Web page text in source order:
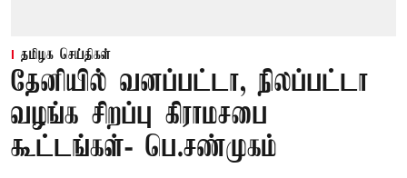
தமிழக செய்திகள்
தேனியில் வனப்பட்டா, நிலப்பட்டா
வழங்க சிறப்பு கிராமசபை
கூட்டங்கள்- பெ.சண்முகம்